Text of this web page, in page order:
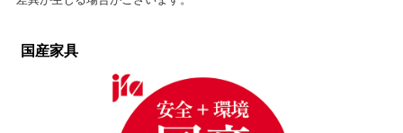
国産家具